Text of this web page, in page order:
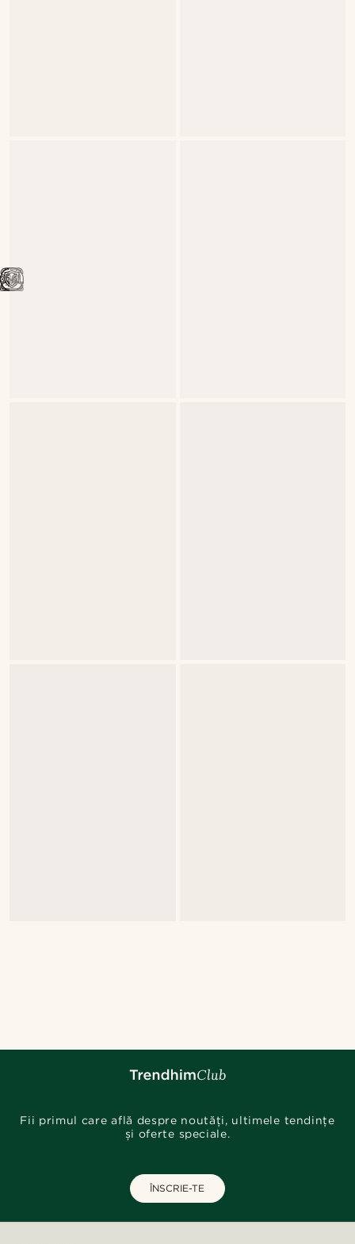
Fii primul care află despre noutăți, ultimele tendințe
și oferte speciale.
ÎNSCRIE-TE